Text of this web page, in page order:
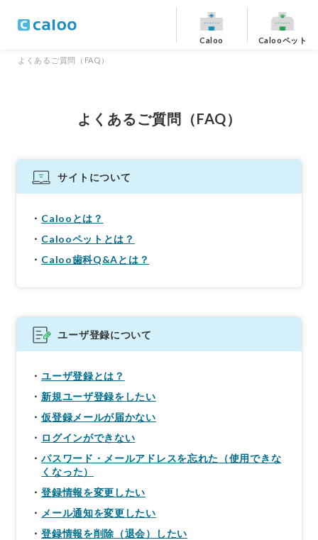
Caloo Calooペット
よくあるご質問（FAQ）
よくあるご質問（FAQ）
サイトについて
Calooとは？
Calooペットとは？
Caloo歯科Q&Aとは？
ユーザ登録について
ユーザ登録とは？
新規ユーザ登録をしたい
仮登録メールが届かない
ログインができない
パスワード・メールアドレスを忘れた（使用できな
くなった）
登録情報を変更したい
メール通知を変更したい
登録情報を削除（退会）したい